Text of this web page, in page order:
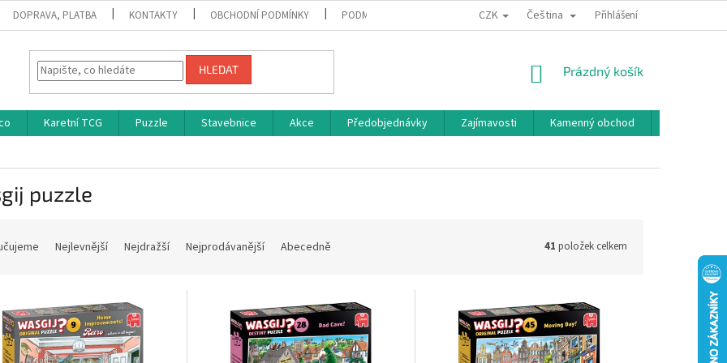
DOPRAVA, PLATBA KONTAKTY OBCHODNÍ PODMÍNKY PODMÍNKY OCHRANY OSOBNÍCH ÚDAJŮ BONUSOVÝ PROGRAM
CZK Čeština Přihlášení
HLEDAT
NÁKUPNÍ
Prázdný košík
Karetní TCG Puzzle Stavebnice Akce Předobjednávky Zajímavosti Kamenný obchod
puzzle
Nejlevnější Nejdražší Nejprodávanější Abecedně 41 položek celkem